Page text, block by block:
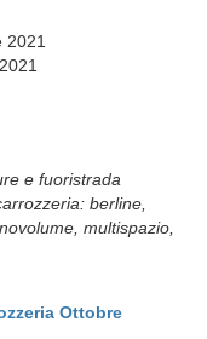
2021
e fuoristrada
berline,
multispazio,
Ottobre